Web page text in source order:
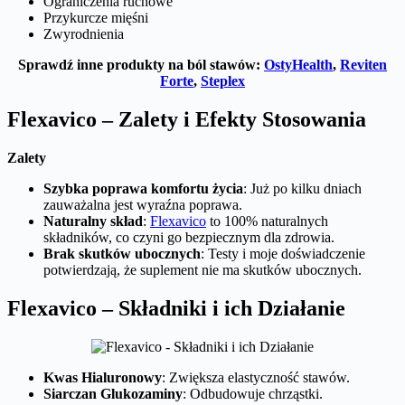
Przykurcze mięśni
Zwyrodnienia
Sprawdź inne produkty na ból stawów: OstyHealth, Reviten
Forte, Steplex
Flexavico – Zalety i Efekty Stosowania
Zalety
Szybka poprawa komfortu życia: Już po kilku dniach
zauważalna jest wyraźna poprawa.
Naturalny skład: Flexavico to 100% naturalnych
składników, co czyni go bezpiecznym dla zdrowia.
Brak skutków ubocznych: Testy i moje doświadczenie
potwierdzają, że suplement nie ma skutków ubocznych.
Flexavico – Składniki i ich Działanie
Kwas Hialuronowy: Zwiększa elastyczność stawów.
Siarczan Glukozaminy: Odbudowuje chrząstki.